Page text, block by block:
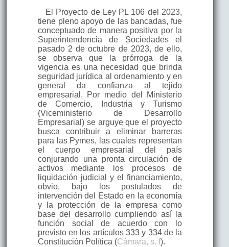
El Proyecto de Ley PL 106 del 2023,
tiene pleno apoyo de las bancadas, fue
conceptuado de manera positiva por la
Superintendencia de Sociedades el
pasado 2 de octubre de 2023, de ello,
se observa que la prórroga de la
vigencia es una necesidad que brinda
seguridad jurídica al ordenamiento y en
general da confianza al tejido
empresarial. Por medio del Ministerio
de Comercio, Industria y Turismo
(Viceministerio de Desarrollo
Empresarial) se arguye que el proyecto
busca contribuir a eliminar barreras
para las Pymes, las cuales representan
el cuerpo empresarial del país
conjurando una pronta circulación de
activos mediante los procesos de
liquidación judicial y el financiamiento,
obvio, bajo los postulados de
intervención del Estado en la economía
y la protección de la empresa como
base del desarrollo cumpliendo así la
función social de acuerdo con lo
previsto en los artículos 333 y 334 de la
Constitución Política (Cámara, s. f).